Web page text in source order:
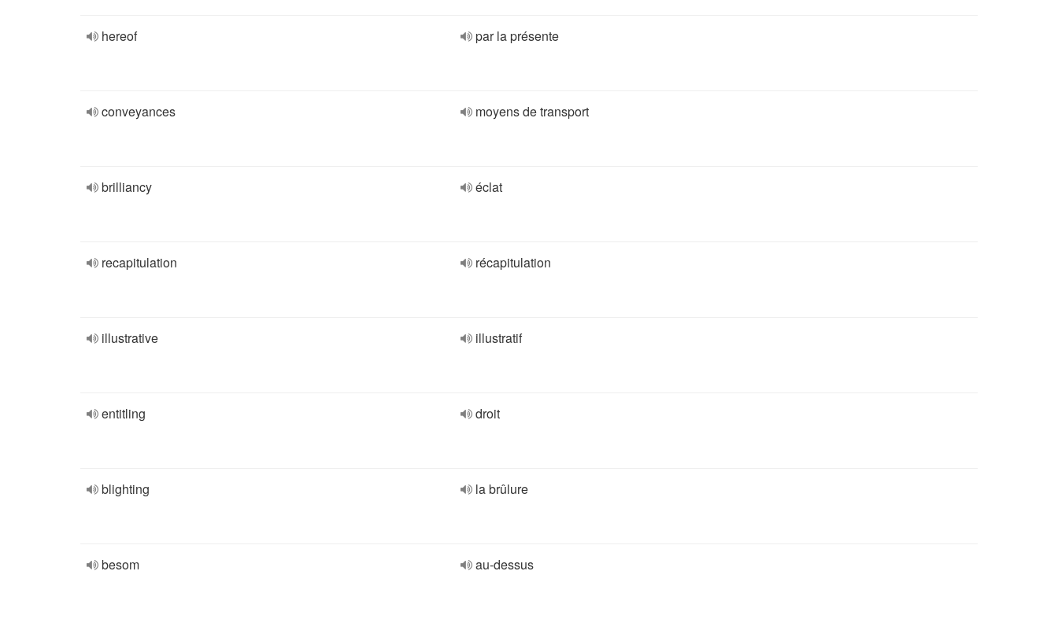
hereof par la présente
conveyances moyens de transport
brilliancy éclat
recapitulation récapitulation
illustrative illustratif
entitling droit
blighting la brûlure
besom au-dessus